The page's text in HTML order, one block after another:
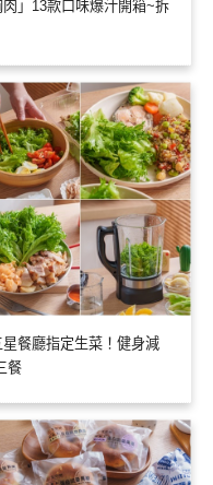
」13款口味爆汁開箱~拆
星餐廳指定生菜！健身減
餐